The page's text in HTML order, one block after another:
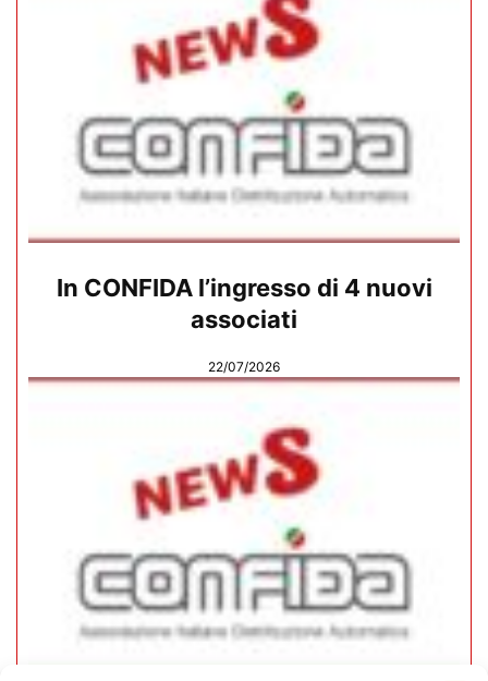
In CONFIDA l’ingresso di 4 nuovi
associati
22/07/2026